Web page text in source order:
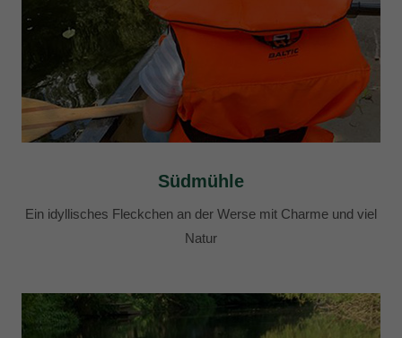
Südmühle
Ein idyllisches Fleckchen an der Werse mit Charme und viel
Natur